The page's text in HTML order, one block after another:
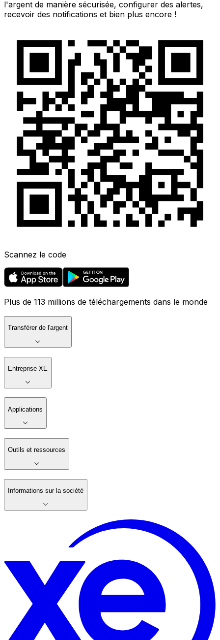
l'argent de manière sécurisée, configurer des alertes,
recevoir des notifications et bien plus encore !
Scannez le code
Plus de 113 millions de téléchargements dans le monde
Transférer de l'argent
Entreprise XE
Applications
Outils et ressources
Informations sur la société